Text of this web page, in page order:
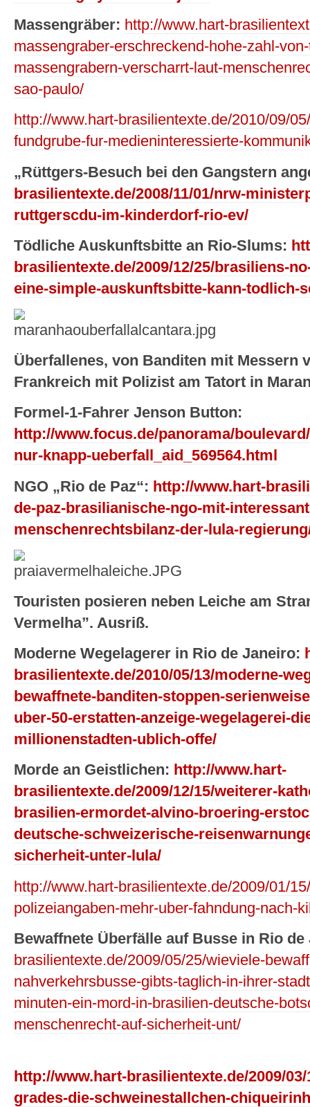
Massengräber: http://www.hart-
massengraber-erschreckend-hohe-zahl-
massengrabern-verscharrt-laut-
sao-paulo/
http://www.hart-brasilientexte.de/2010/09/
fundgrube-fur-medieninteressierte-
„Rüttgers-Besuch bei den Gangstern
brasilientexte.de/2008/11/01/nrw-
ruttgerscdu-im-kinderdorf-rio-ev/
Tödliche Auskunftsbitte an Rio-Slums:
brasilientexte.de/2009/12/25/brasiliens-
eine-simple-auskunftsbitte-kann-todlich-
Überfallenes, von Banditen mit Messern
Frankreich mit Polizist am Tatort in
Formel-1-Fahrer Jenson Button:
http://www.focus.de/panorama/
nur-knapp-ueberfall_aid_569564.html
NGO „Rio de Paz“: http://www.hart-
de-paz-brasilianische-ngo-mit-
menschenrechtsbilanz-der-lula-
Touristen posieren neben Leiche am
Vermelha”. Ausriß.
Moderne Wegelagerer in Rio de Janeiro:
brasilientexte.de/2010/05/13/moderne-
bewaffnete-banditen-stoppen-
uber-50-erstatten-anzeige-wegelagerei-
millionenstadten-ublich-offe/
Morde an Geistlichen: http://www.hart-
brasilientexte.de/2009/12/15/weiterer-
brasilien-ermordet-alvino-broering-
deutsche-schweizerische-
sicherheit-unter-lula/
http://www.hart-brasilientexte.de/2009/01/
polizeiangaben-mehr-uber-fahndung-nach-
Bewaffnete Überfälle auf Busse in Rio de
brasilientexte.de/2009/05/25/wieviele-
nahverkehrsbusse-gibts-taglich-in-ihrer-
minuten-ein-mord-in-brasilien-deutsche-
menschenrecht-auf-sicherheit-unt/
http://www.hart-brasilientexte.de/2009/
grades-die-schweinestallchen-